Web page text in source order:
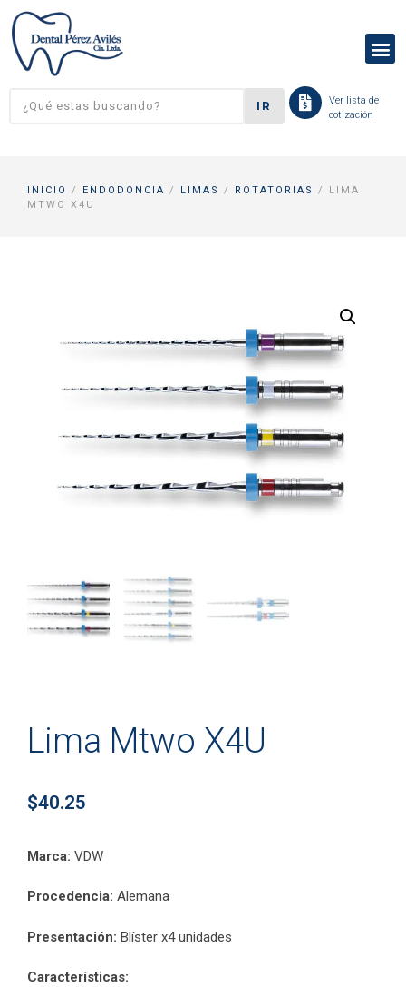
IR
Ver lista de
cotización
INICIO / ENDODONCIA / LIMAS / ROTATORIAS
/ LIMA
MTWO X4U
Lima Mtwo X4U
$40.25
Marca: VDW
Procedencia: Alemana
Presentación: Blíster x4 unidades
Características: